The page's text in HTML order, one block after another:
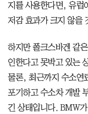
지를 사용한다면, 유럽
저감 효과가 크지 않을
하지만 폴크스바겐 같
인한다고 못박고 있는
물론, 최근까지 수소연
포기하고 수소차 개발
긴 상태입니다. BMW